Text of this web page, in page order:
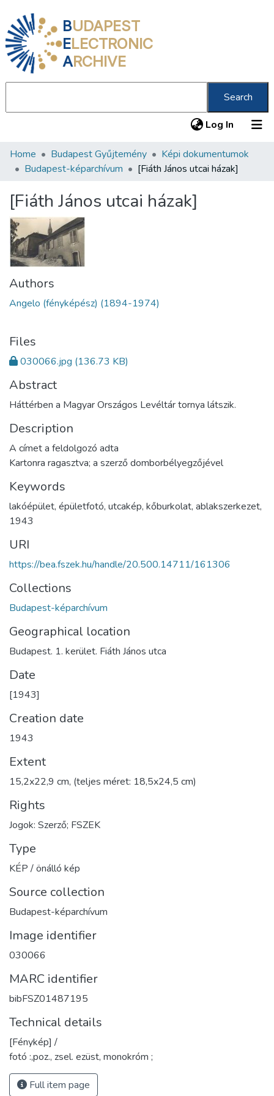
BUDAPEST
ELECTRONIC
ARCHIVE
Search
Log In (current)
Communities & Collections
Statistics
About us
Home Budapest Gyűjtemény
Képi dokumentumok
Budapest-képarchívum
[Fiáth János utcai házak]
[Fiáth János utcai házak]
Authors
Angelo (fényképész) (1894-1974)
Files
030066.jpg (136.73 KB)
Abstract
Háttérben a Magyar Országos Levéltár tornya látszik.
Description
A címet a feldolgozó adta
Kartonra ragasztva; a szerző domborbélyegzőjével
Keywords
lakóépület, épületfotó, utcakép, kőburkolat, ablakszerkezet,
1943
URI
https://bea.fszek.hu/handle/20.500.14711/161306
Collections
Budapest-képarchívum
Geographical location
Budapest. 1. kerület. Fiáth János utca
Date
[1943]
Creation date
1943
Extent
15,2x22,9 cm, (teljes méret: 18,5x24,5 cm)
Rights
Jogok: Szerző; FSZEK
Type
KÉP / önálló kép
Source collection
Budapest-képarchívum
Image identifier
030066
MARC identifier
bibFSZ01487195
Technical details
[Fénykép] /
fotó :,poz., zsel. ezüst, monokróm ;
Full item page